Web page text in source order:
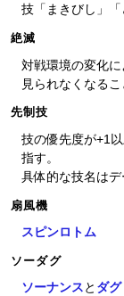
技「まきびし」
絶滅
対戦環境の変化
見られなくなるこ
先制技
技の優先度が+1
指す。
具体的な技名は
扇風機
スピンロトム
ソーダグ
ソーナンス と ダグ